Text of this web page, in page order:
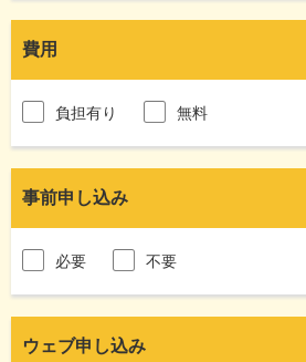
費用
負担有り 無料
事前申し込み
必要 不要
ウェブ申し込み